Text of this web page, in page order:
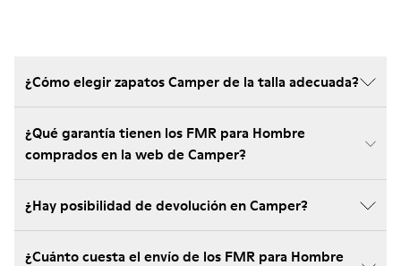
¿Cómo elegir zapatos Camper de la talla adecuada?
¿Qué garantía tienen los FMR para Hombre
comprados en la web de Camper?
¿Hay posibilidad de devolución en Camper?
¿Cuánto cuesta el envío de los FMR para Hombre